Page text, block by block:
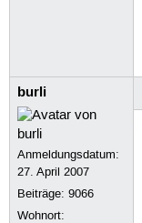
burli
Anmeldungsdatum:
27. April 2007
Beiträge:9066
Wohnort: